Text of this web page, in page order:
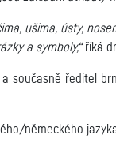
ušima, ústy,
a symboly,“říká
současně ředitel
německého